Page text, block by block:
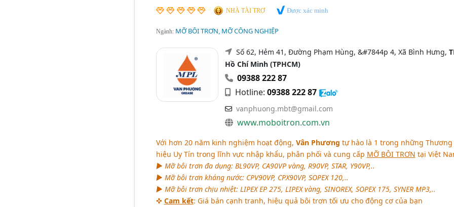
NHÀ TÀI TRỢ Được xác minh
Ngành: MỠ BÔI TRƠN, MỠ CÔNG NGHIỆP
Số 62, Hẻm 41, Đường Phạm Hùng, &#7844p 4, Xã Bình Hưng,
Hồ Chí Minh (TPHCM)
09388 222 87
Hotline: 09388 222 87
vanphuong.mbt@gmail.com
www.moboitron.com.vn
Với hơn 20 năm kinh nghiệm hoạt động, Vân Phương tự hào là 1 trong những Thương
hiệu Uy Tín trong lĩnh vực nhập khẩu, phân phối và cung cấp MỠ BÔI TRƠN tại Việt
► Mỡ bôi trơn đa dụng: BL90VP, CA90VP vàng, R90VP, STAR, Y90VP,..
► Mỡ bôi trơn kháng nước: CPV90VP, CPX90VP, SOPEX 120,..
► Mỡ bôi trơn chịu nhiệt: LIPEX EP 275, LIPEX vàng, SINOREX, SOPEX 175, SYNER MP3,..
✜ Cam kết: Giá bán cạnh tranh, hiệu quả bôi trơn tối ưu cho động cơ của bạn